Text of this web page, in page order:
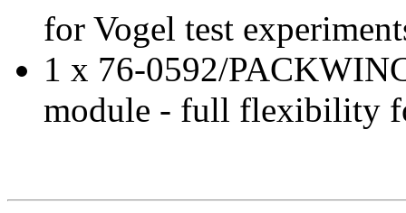
for Vogel test
1 x 76-0592/
module - full flexibility